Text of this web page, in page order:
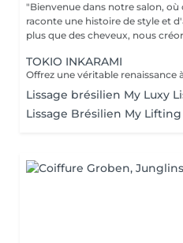
"Bienvenue dans notre salon, où
raconte une histoire de style et
plus que des cheveux, nous
TOKIO INKARAMI
Lissage brésilien My Luxy
Lissage Brésilien My